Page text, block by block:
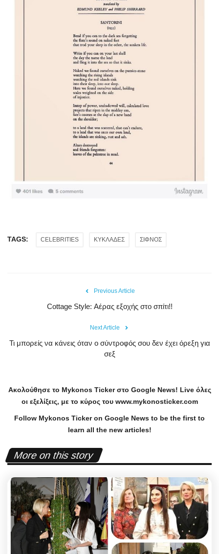
TAGS: CELEBRITIES ΚΥΚΛΑΔΕΣ ΣΙΦΝΟΣ
Previous Article
Cottage Style: Αέρας εξοχής στο σπίτι!!
Next Article
Τι μπορείς να κάνεις όταν ο σύντροφός σου δεν έχει όρεξη για
σεξ
Ακολούθησε το Mykonos Tickerστο Google News! Liveόλες
οι εξελίξεις, με το κύρος του www.mykonosticker.com
Follow Mykonos Ticker on Google News to be the first to
learn all the new articles!
More on this story